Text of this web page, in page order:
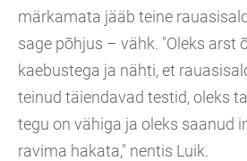
märkamata jääb teine
sage põhjus – vähk. "Oleks arst
kaebustega ja nähti, et
teinud täiendavad testid, oleks
tegu on vähiga ja oleks saanud
ravima hakata," nentis Luik.